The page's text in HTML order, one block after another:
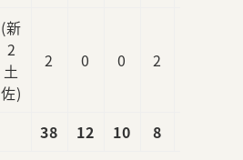
(新
2
土
佐)
2 0 0 2
38 12 10 8